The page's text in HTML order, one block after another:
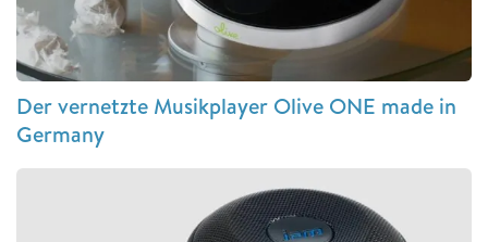
Der vernetzte Musikplayer Olive ONE made in
Germany